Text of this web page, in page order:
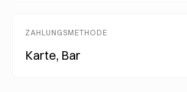
ZAHLUNGSMETHODE
Karte, Bar